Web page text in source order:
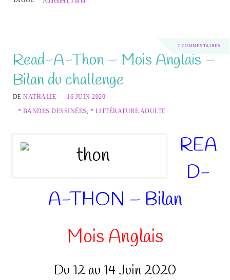
7 COMMENTAIRES
Read-A-Thon – Mois Anglais –
Bilan du challenge
DENATHALIE
16 JUIN 2020
* BANDES DESSINÉES
* LITTÉRATURE ADULTE
REA
D-
A-THON – Bilan
Mois Anglais
Du 12 au 14 Juin 2020